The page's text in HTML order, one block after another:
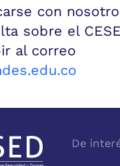
con
sobre el
al correo
De